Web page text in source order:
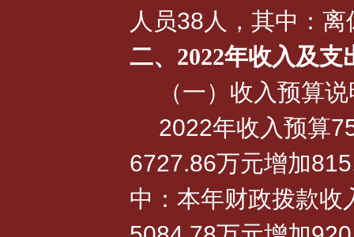
人员38人，其中：
二、2022年收入及支
（一）收入预算
2022年收入预算
6727.86万元增加
中：本年财政拨款收